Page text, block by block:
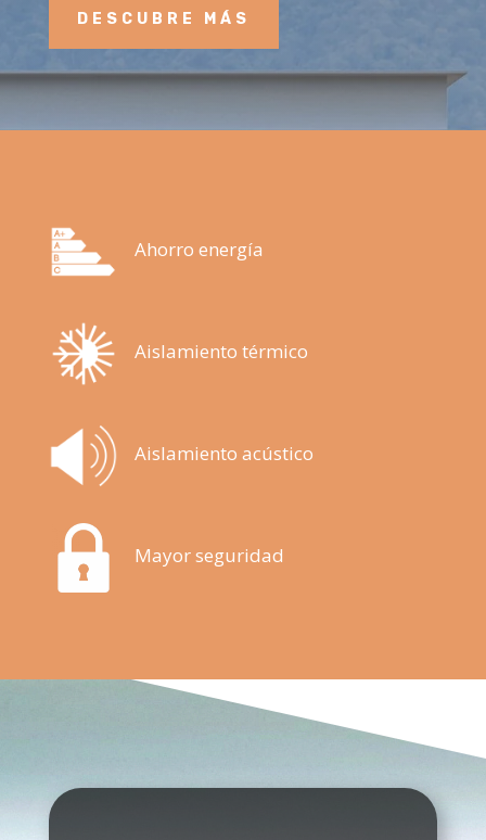
DESCUBRE MÁS
Ahorro energía
Aislamiento térmico
Aislamiento acústico
Mayor seguridad